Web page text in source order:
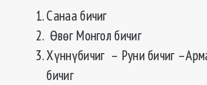
Санаа бичиг
Өвөг Монгол бичиг
Хүннүбичиг – Руни бичиг
бичиг